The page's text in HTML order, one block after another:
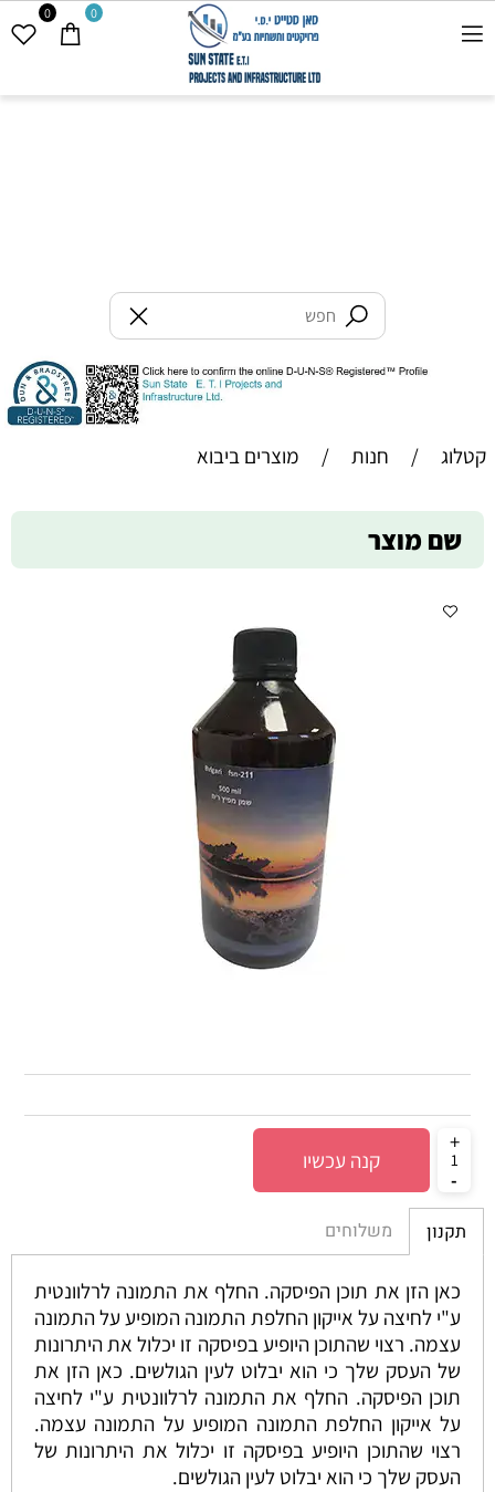
0 0
קטלוג / חנות / מוצרים ביבוא
שם מוצר
קנה עכשיו
תקנון משלוחים
כאן הזן את תוכן הפיסקה. החלף את התמונה לרלוונטית
ע"י לחיצה על אייקון החלפת התמונה המופיע על התמונה
עצמה. רצוי שהתוכן היופיע בפיסקה זו יכלול את היתרונות
של העסק שלך כי הוא יבלוט לעין הגולשים. כאן הזן את
תוכן הפיסקה. החלף את התמונה לרלוונטית ע"י לחיצה
על אייקון החלפת התמונה המופיע על התמונה עצמה.
רצוי שהתוכן היופיע בפיסקה זו יכלול את היתרונות של
העסק שלך כי הוא יבלוט לעין הגולשים.